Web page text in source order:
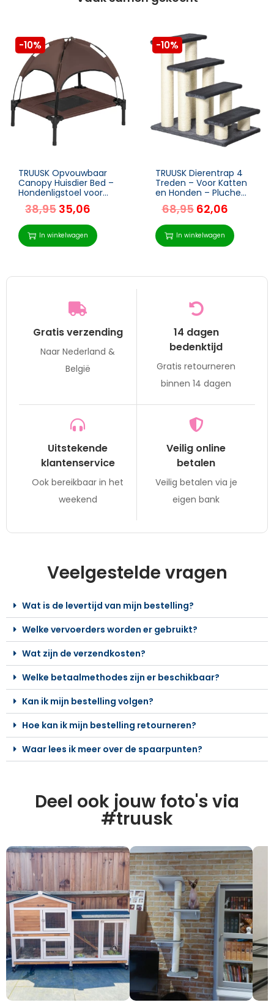
-10%
TRUUSK Opvouwbaar
Canopy Huisdier Bed –
Hondenligstoel voor
Buiten – Mesh Stof –
Bruin/Zwart – Voor
Honden en Katten
38,95 35,06
In winkelwagen
-10%
TRUUSK Dierentrap 4
Treden – Voor Katten
en Honden – Pluche
Grijs – 60 x 40,5 x 59
cm
68,95 62,06
In winkelwagen
Gratis verzending
Naar Nederland &
België
14 dagen
bedenktijd
Gratis retourneren
binnen 14 dagen
Uitstekende
klantenservice
Ook bereikbaar in het
weekend
Veilig online
betalen
Veilig betalen via je
eigen bank
Veelgestelde vragen
Wat is de levertijd van mijn bestelling?
Welke vervoerders worden er gebruikt?
Wat zijn de verzendkosten?
Welke betaalmethodes zijn er beschikbaar?
Kan ik mijn bestelling volgen?
Hoe kan ik mijn bestelling retourneren?
Waar lees ik meer over de spaarpunten?
Deel ook jouw foto's via
#truusk